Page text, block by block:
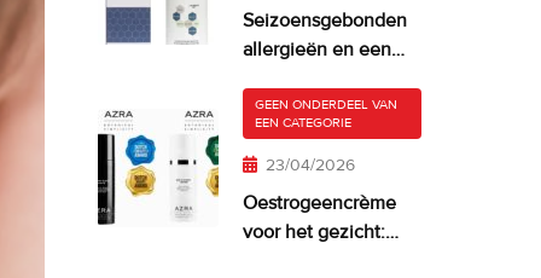
Seizoensgebonden
allergieën en een
huid
GEEN ONDERDEEL VAN
EEN CATEGORIE
23/04/2026
Oestrogeencrème
voor het gezicht: